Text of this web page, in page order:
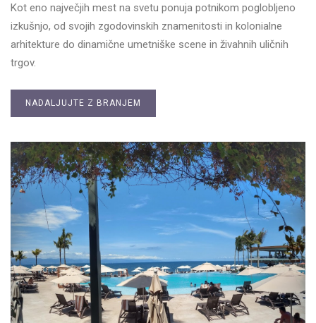
Kot eno največjih mest na svetu ponuja potnikom poglobljeno
izkušnjo, od svojih zgodovinskih znamenitosti in kolonialne
arhitekture do dinamične umetniške scene in živahnih uličnih
trgov.
NADALJUJTE Z BRANJEM